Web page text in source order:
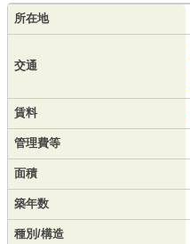
所在地
交通
賃料
管理費等
面積
築年数
種別/構造